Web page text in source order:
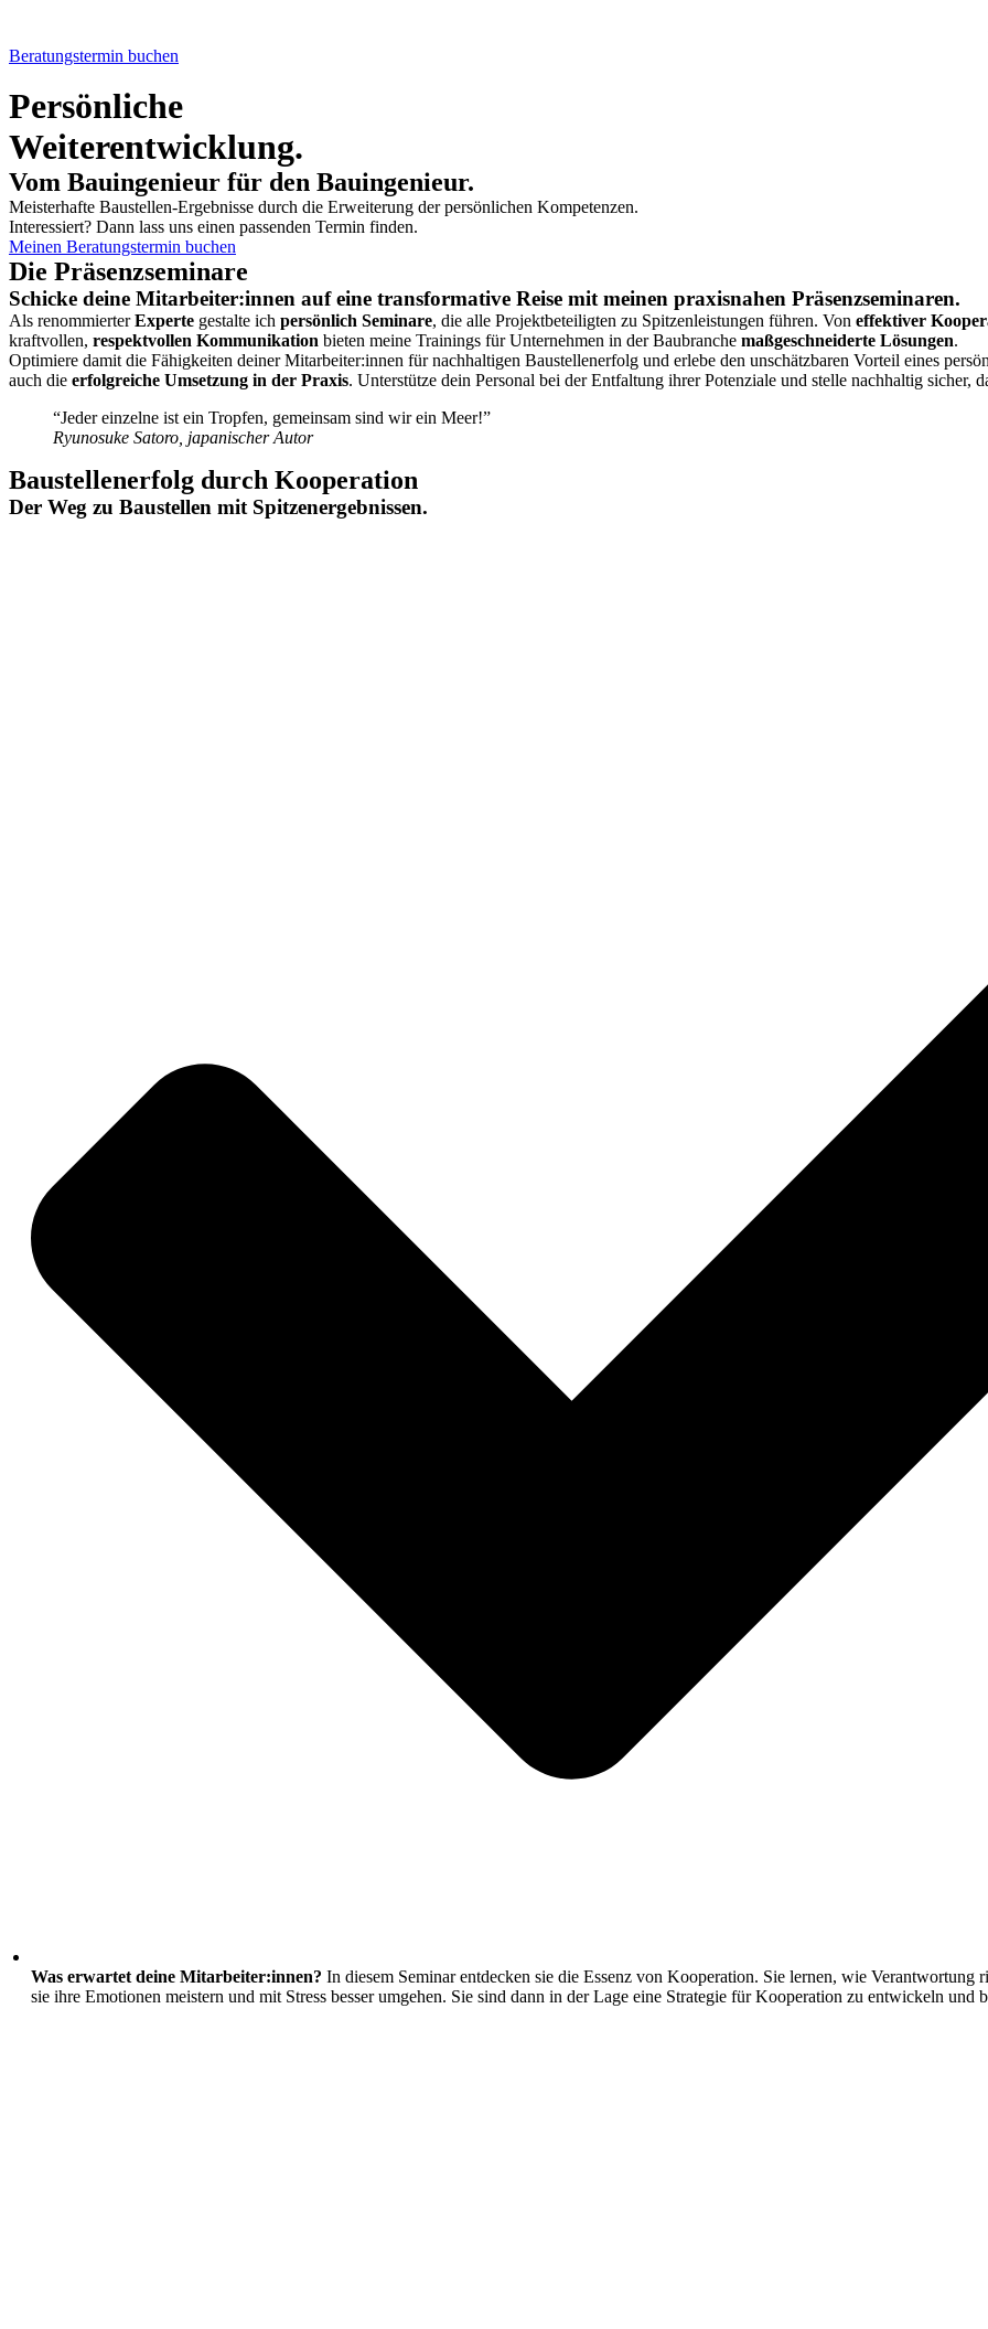
Beratungstermin buchen
Persönliche
Weiterentwicklung.
Vom Bauingenieur für den Bauingenieur.
Meisterhafte Baustellen-Ergebnisse durch die Erweiterung der persönlichen Kompetenzen.
Interessiert? Dann lass uns einen passenden Termin finden.
Meinen Beratungstermin buchen
Die Präsenzseminare
Schicke deine Mitarbeiter:innen auf eine transformative Reise mit meinen praxisnahen Präsenzseminaren.
Als renommierterExperte gestalte ich persönlich Seminare, die alle Projektbeteiligten zu Spitzenleistungen führen. Von effektiver
kraftvollen, respektvollen Kommunikation bieten meine Trainings für Unternehmen in der Baubranche maßgeschneiderte Lösungen.
Optimiere damit die Fähigkeiten deiner Mitarbeiter:innen für nachhaltigen Baustellenerfolg und erlebe den unschätzbaren Vorteil eines
auch die erfolgreiche Umsetzung in der Praxis. Unterstütze dein Personal bei der Entfaltung ihrer Potenziale und stelle nachhaltig sicher,
“Jeder einzelne ist ein Tropfen, gemeinsam sind wir ein Meer!”
Ryunosuke Satoro, japanischer Autor
Baustellenerfolg durch Kooperation
Der Weg zu Baustellen mit Spitzenergebnissen.
Was erwartet deine Mitarbeiter:innen? In diesem Seminar entdecken sie die Essenz von Kooperation. Sie lernen, wie
sie ihre Emotionen meistern und mit Stress besser umgehen. Sie sind dann in der Lage eine Strategie für Kooperation zu entwickeln und